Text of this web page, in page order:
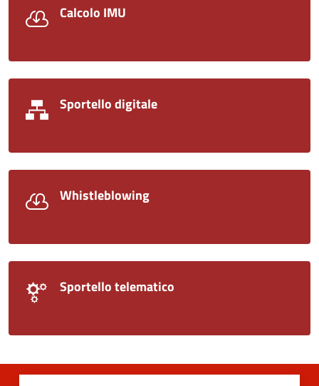
Calcolo IMU
Sportello digitale
Whistleblowing
Sportello telematico